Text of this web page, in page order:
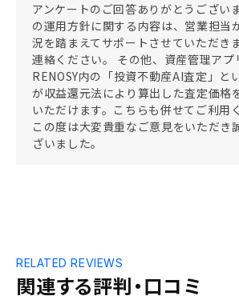
アンケートのご回答ありがとうござい
の運用方針に関する内容は、営業担当
況を踏まえてサポートさせていただき
連絡ください。 その他、資産管理アプ
RENOSY内の「投資不動産AI査定」と
が収益還元法により算出した査定価格
いただけます。こちらも併せてご利用
この度は大変貴重なご意見をいただき
ざいました。
関連する評判・口コミ
RELATED REVIEWS